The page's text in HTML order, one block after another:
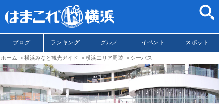
ブログ ランキング グルメ イベント スポット
ホーム 横浜みなと観光ガイド 横浜エリア周遊 シーバス